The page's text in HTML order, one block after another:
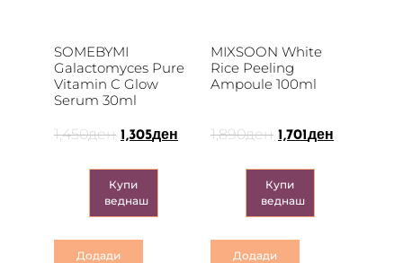
SOMEBYMI
Galactomyces Pure
Vitamin C Glow
Serum 30ml
1,450ден 1,305ден
Купи
веднаш
Додади
MIXSOON White
Rice Peeling
Ampoule 100ml
1,890ден 1,701ден
Купи
веднаш
Додади